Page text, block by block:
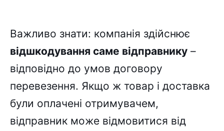
Важливо знати: компанія здійснює
відшкодування саме відправнику –
відповідно до умов договору
перевезення. Якщо ж товар і доставка
були оплачені отримувачем,
відправник може відмовитися від